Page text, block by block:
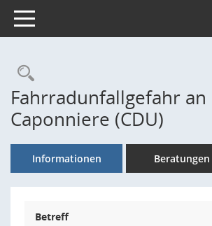
Toggle navigation
Rechercheauswahl
Fahrradunfallgefahr
Caponniere (CDU)
Informationen Beratungen
Betreff